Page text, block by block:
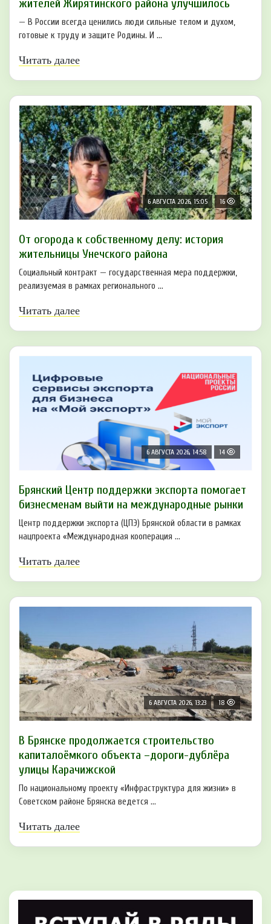
жителей Жирятинского района улучшилось
— В России всегда ценились люди сильные телом и духом,
готовые к труду и защите Родины. И ...
Читать далее
6 АВГУСТА 2026, 15:05 16
От огорода к собственному делу: история
жительницы Унечского района
Социальный контракт — государственная мера поддержки,
реализуемая в рамках регионального ...
Читать далее
6 АВГУСТА 2026, 14:58 14
Брянский Центр поддержки экспорта помогает
бизнесменам выйти на международные рынки
Центр поддержки экспорта (ЦПЭ) Брянской области в рамках
нацпроекта «Международная кооперация ...
Читать далее
6 АВГУСТА 2026, 13:23 18
В Брянске продолжается строительство
капиталоёмкого объекта –дороги-дублёра
улицы Карачижской
По национальному проекту «Инфраструктура для жизни» в
Советском районе Брянска ведется ...
Читать далее